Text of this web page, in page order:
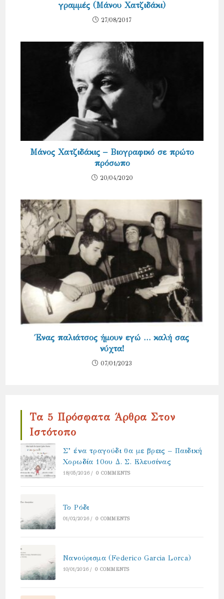
γραμμές (Μάνου Χατζιδάκι)
27/08/2017
Μάνος Χατζιδάκις – Βιογραφικό σε πρώτο
πρόσωπο
20/04/2020
Ένας παλιάτσος ήμουν εγώ … καλή σας
νύχτα!
07/01/2023
Τα 5 Πρόσφατα Άρθρα Στον
Ιστότοπο
Σ’ ένα τραγούδι θα με βρεις – Παιδική
Χορωδία 10ου Δ. Σ. Ελευσίνας
18/05/2026 / 0 COMMENTS
Το Ρόδι
01/02/2026 / 0 COMMENTS
Νανούρισμα (Federico Garcia Lorca)
10/01/2026 / 0 COMMENTS